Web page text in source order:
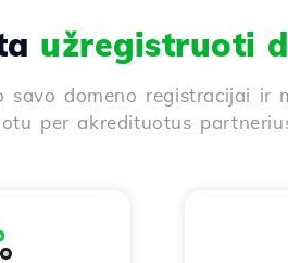
užregistruoti
savo domeno registracijai
per akredituotus